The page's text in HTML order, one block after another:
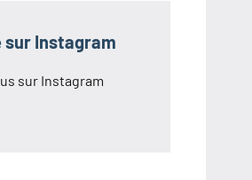
sur Instagram
sur Instagram